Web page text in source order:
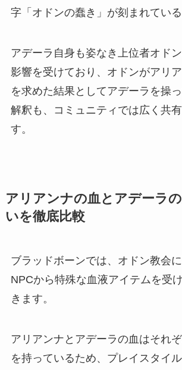
字「オドンの蠢き」が刻まれている
アデーラ自身も姿なき上位者オド
影響を受けており、オドンがアリ
を求めた結果としてアデーラを操
解釈も、コミュニティでは広く共
す。
アリアンナの血とアデーラ
いを徹底比較
ブラッドボーンでは、オドン教会
NPCから特殊な血液アイテムを受
きます。
アリアンナとアデーラの血はそれ
を持っているため、プレイスタイ